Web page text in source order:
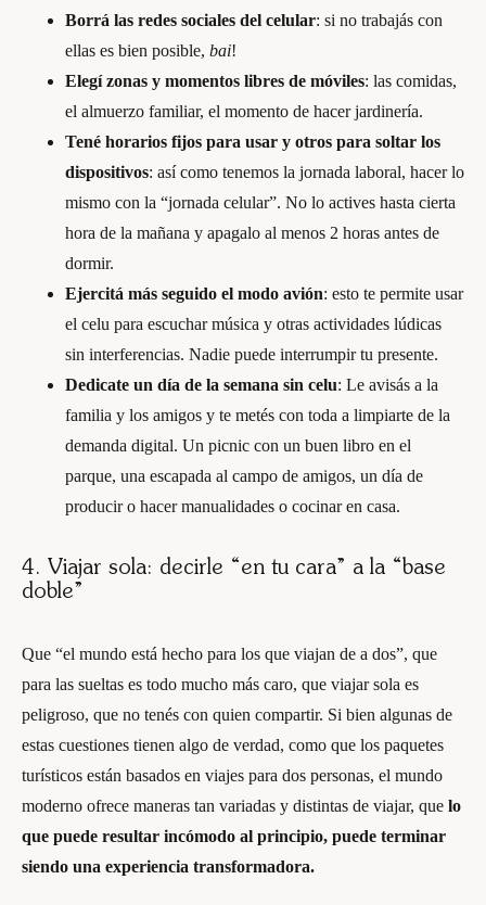
Borrá las redes sociales del celular: si no trabajás con
ellas es bien posible, bai!
Elegí zonas y momentos libres de móviles: las comidas,
el almuerzo familiar, el momento de hacer jardinería.
Tené horarios fijos para usar y otros para soltar los
dispositivos: así como tenemos la jornada laboral, hacer lo
mismo con la “jornada celular”. No lo actives hasta cierta
hora de la mañana y apagalo al menos 2 horas antes de
dormir.
Ejercitá más seguido el modo avión: esto te permite usar
el celu para escuchar música y otras actividades lúdicas
sin interferencias. Nadie puede interrumpir tu presente.
Dedicate un día de la semana sin celu: Le avisás a la
familia y los amigos y te metés con toda a limpiarte de la
demanda digital. Un picnic con un buen libro en el
parque, una escapada al campo de amigos, un día de
producir o hacer manualidades o cocinar en casa.
4. Viajar sola: decirle “en tu cara” a la “base
doble”
Que “el mundo está hecho para los que viajan de a dos”, que
para las sueltas es todo mucho más caro, que viajar sola es
peligroso, que no tenés con quien compartir. Si bien algunas de
estas cuestiones tienen algo de verdad, como que los paquetes
turísticos están basados en viajes para dos personas, el mundo
moderno ofrece maneras tan variadas y distintas de viajar, que lo
que puede resultar incómodo al principio, puede terminar
siendo una experiencia transformadora.